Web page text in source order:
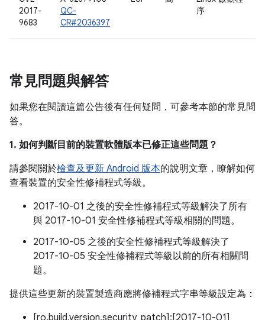
2017-
9683
QC-
CR#2036397
序
常見問題與解答
如果您在閱讀這篇公告後有任何疑問，可參考本節的常見問
答。
1. 如何判斷目前的裝置軟體版本已修正這些問題？
請參閱關於檢查及更新 Android 版本的說明文章，瞭解如何
查看裝置的安全性修補程式等級。
2017-10-01 之後的安全性修補程式等級解決了所有
與 2017-10-01 安全性修補程式等級相關的問題。
2017-10-05 之後的安全性修補程式等級解決了
2017-10-05 安全性修補程式等級以前的所有相關問
題。
提供這些更新的裝置製造商應將修補程式字串等級設定為：
[ro.build.version.security_patch]:[2017-10-01]